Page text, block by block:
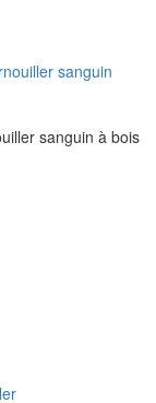
sanguin à bois